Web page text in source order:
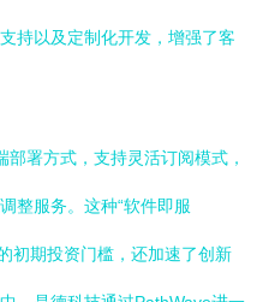
持以及定制化开发，增强了客
署方式，支持灵活订阅模式，
整服务。这种“软件即服
初期投资门槛，还加速了创新